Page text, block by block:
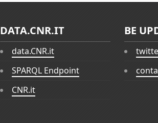
DATA.CNR.IT
data.CNR.it
SPARQL Endpoint
CNR.it
BE